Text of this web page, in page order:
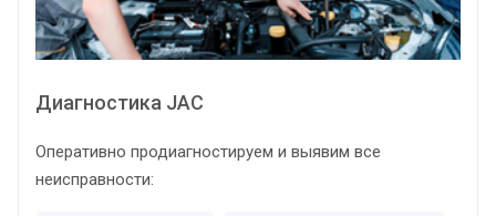
Диагностика JAC
Оперативно продиагностируем и выявим все
неисправности: